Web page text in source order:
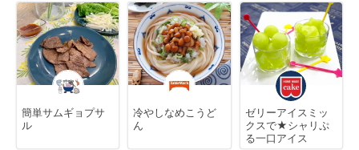
簡単サムギョプサ
ル
冷やしなめこうど
ん
ゼリーアイスミッ
クスで★シャリぷ
る一口アイス